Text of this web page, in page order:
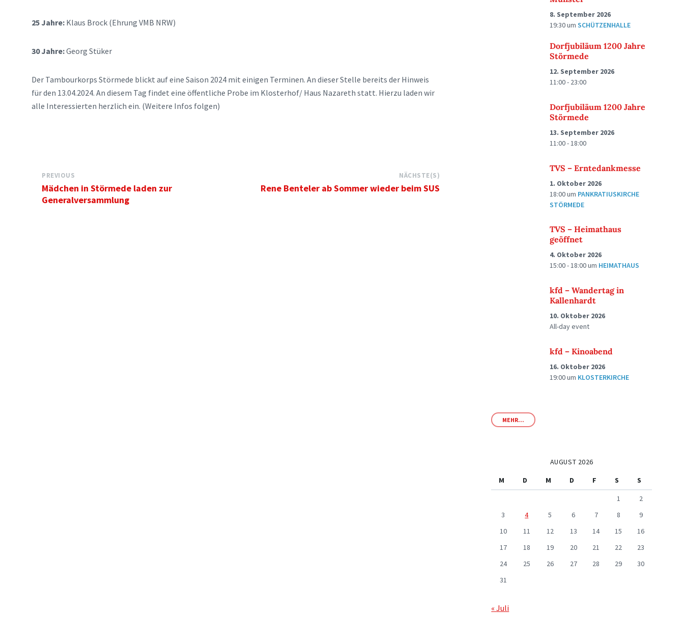
25 Jahre: Klaus Brock (Ehrung VMB NRW)
30 Jahre:Georg Stüker
Der Tambourkorps Störmede blickt auf eine Saison 2024 mit einigen Terminen. An dieser Stelle bereits der Hinweis
für den 13.04.2024. An diesem Tag findet eine öffentliche Probe im Klosterhof/ Haus Nazareth statt. Hierzu laden wir
alle Interessierten herzlich ein. (Weitere Infos folgen)
PREVIOUS
Mädchen in Störmede laden zur
Generalversammlung
NÄCHSTE(S)
Rene Benteler ab Sommer wieder beim SUS
8. September 2026
19:30umSCHÜTZENHALLE
Dorfjubiläum 1200 Jahre
Störmede
12. September 2026
11:00 - 23:00
Dorfjubiläum 1200 Jahre
Störmede
13. September 2026
11:00 - 18:00
TVS – Erntedankmesse
1. Oktober 2026
18:00um PANKRATIUSKIRCHE
STÖRMEDE
TVS – Heimathaus
geöffnet
4. Oktober 2026
15:00 - 18:00um HEIMATHAUS
kfd – Wandertag in
Kallenhardt
10. Oktober 2026
All-day event
kfd – Kinoabend
16. Oktober 2026
19:00um KLOSTERKIRCHE
MEHR...
AUGUST 2026
M
D M D F S
S
1
2
3
4 5 6 7 8
9
10
11 12 13 14 15
16
17
18 19 20 21 22
23
24
25 26 27 28 29
30
31
« Juli